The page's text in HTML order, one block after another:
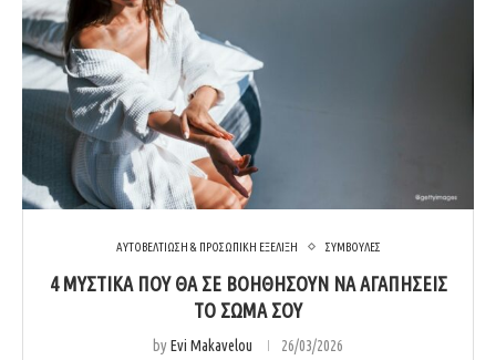
ΑΥΤΟΒΕΛΤΙΩΣΗ & ΠΡΟΣΩΠΙΚΗ ΕΞΕΛΙΞΗ ΣΥΜΒΟΥΛΕΣ
4 ΜΥΣΤΙΚΆ ΠΟΥ ΘΑ ΣΕ ΒΟΗΘΉΣΟΥΝ ΝΑ ΑΓΑΠΉΣΕΙΣ
ΤΟ ΣΏΜΑ ΣΟΥ
byEvi Makavelou 26/03/2026